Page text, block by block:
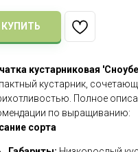
КУПИТЬ
кустарниковая
кустарник,
Полное
по выращиванию:
сорта